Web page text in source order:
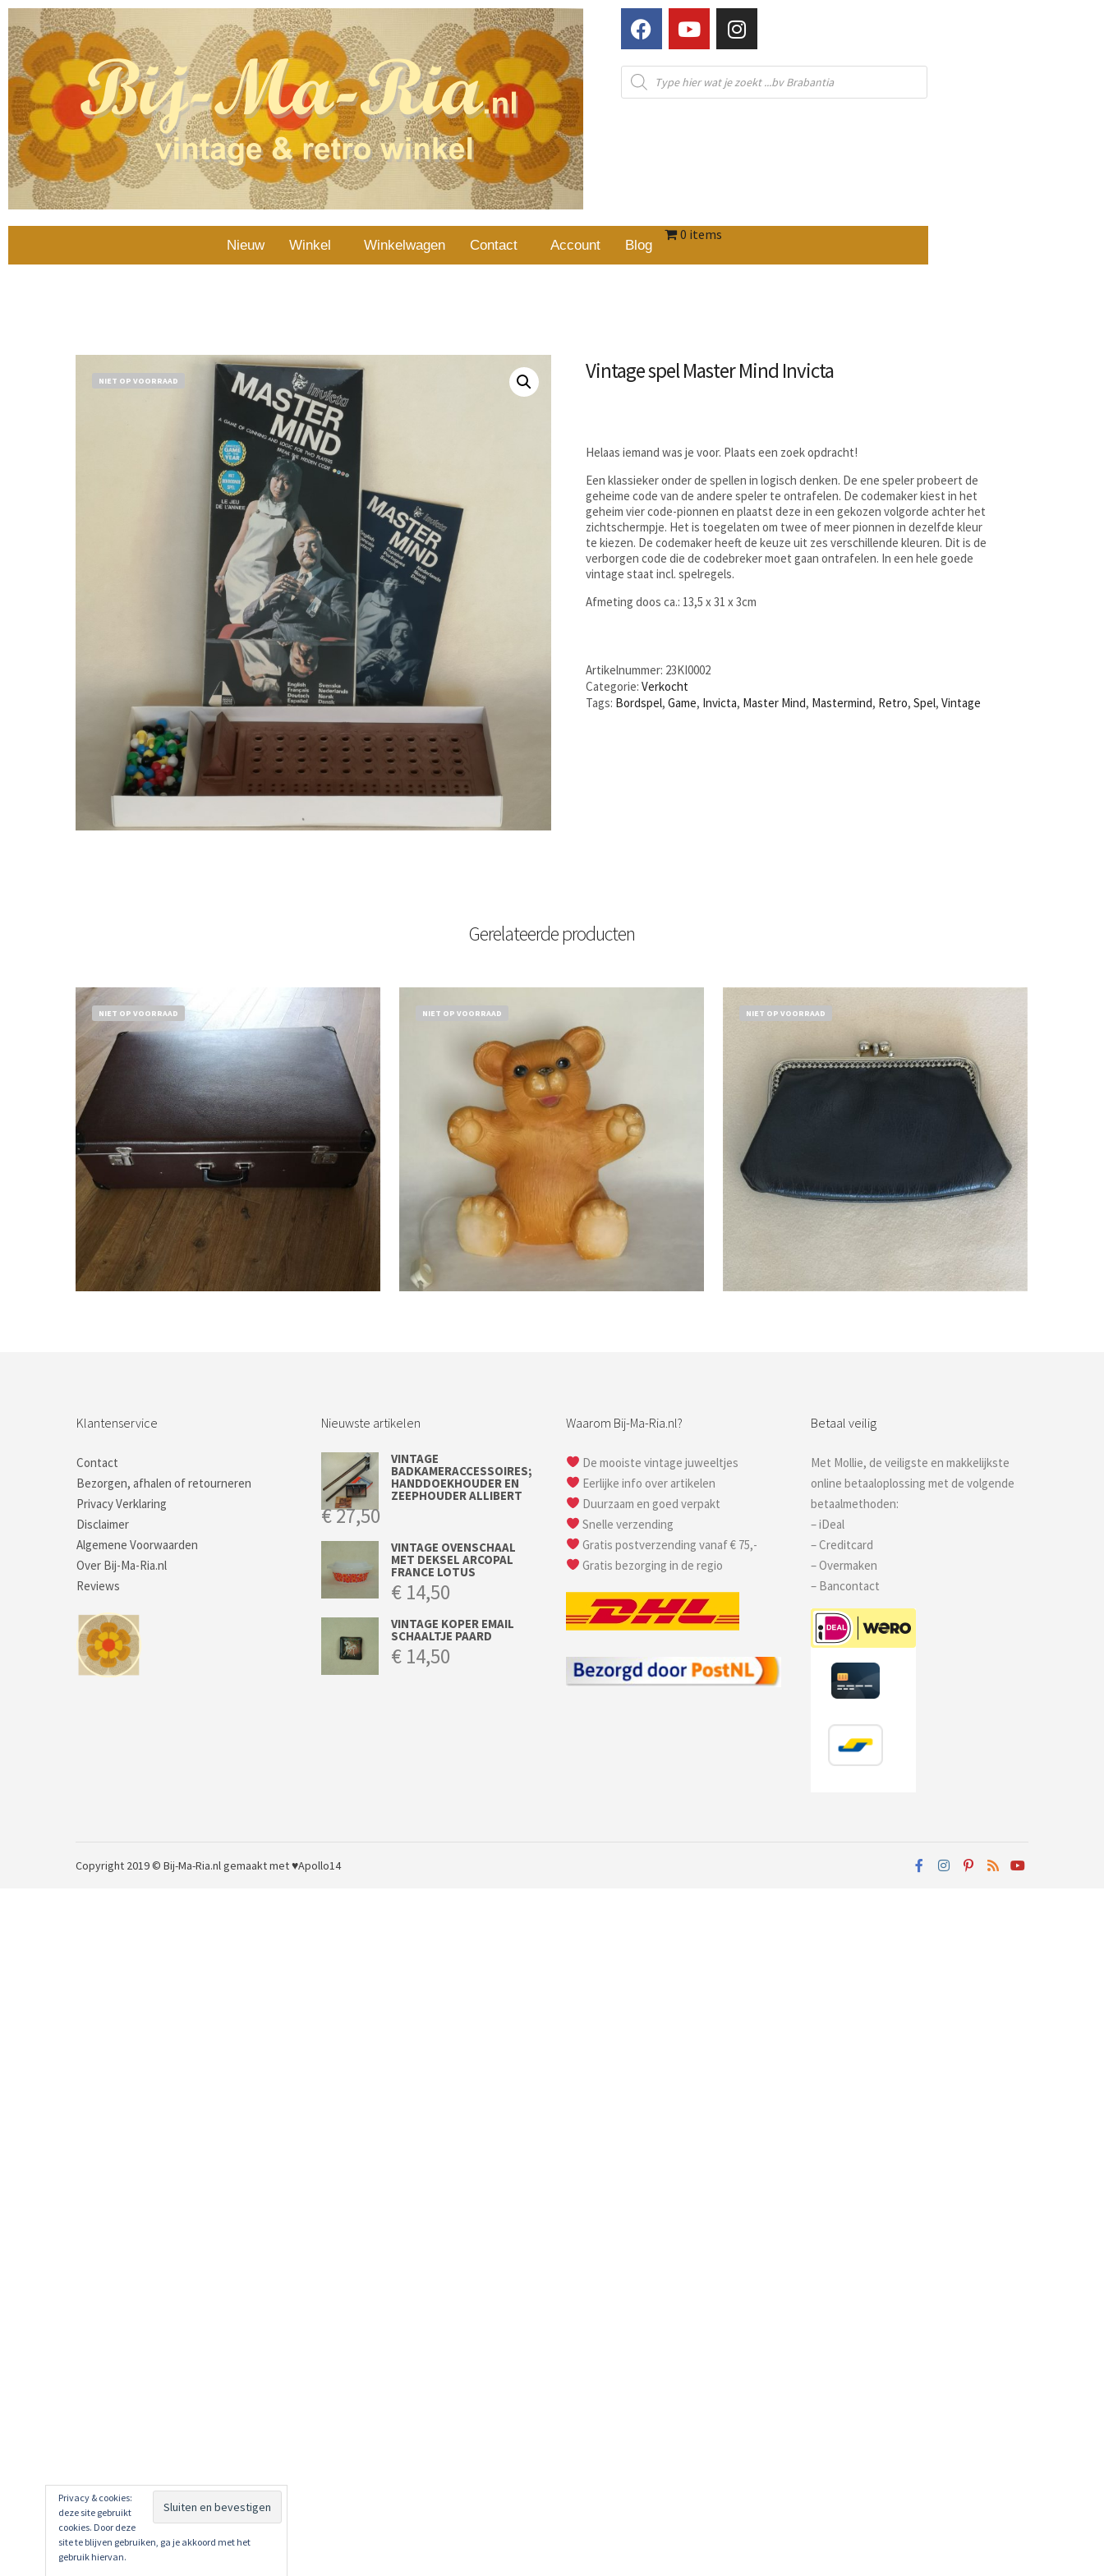
Nieuw Winkel Winkelwagen Contact Account Blog
0 items
NIET OP VOORRAAD Vintage spel Master Mind Invicta
Helaas iemand was je voor. Plaats een zoek opdracht!
Een klassieker onder de spellen in logisch denken. De ene speler probeert de
geheime code van de andere speler te ontrafelen. De codemaker kiest in het
geheim vier code-pionnen en plaatst deze in een gekozen volgorde achter het
zichtschermpje. Het is toegelaten om twee of meer pionnen in dezelfde kleur
te kiezen. De codemaker heeft de keuze uit zes verschillende kleuren. Dit is de
verborgen code die de codebreker moet gaan ontrafelen. In een hele goede
vintage staat incl. spelregels.
Afmeting doos ca.: 13,5 x 31 x 3cm
Artikelnummer: 23KI0002
Categorie:Verkocht
Tags: Bordspel,Game, Invicta, Master Mind, Mastermind, Retro,Spel,Vintage
Gerelateerde producten
NIET OP VOORRAAD
€32,50
NIET OP VOORRAAD NIET OP VOORRAAD
Klantenservice
Contact
Bezorgen, afhalen of retourneren
Privacy Verklaring
Disclaimer
Algemene Voorwaarden
Over Bij-Ma-Ria.nl
Reviews
Nieuwste artikelen
VINTAGE
BADKAMERACCESSOIRES;
HANDDOEKHOUDER EN
ZEEPHOUDER ALLIBERT
€27,50
VINTAGE OVENSCHAAL
MET DEKSEL ARCOPAL
FRANCE LOTUS
€ 14,50
VINTAGE KOPER EMAIL
SCHAALTJE PAARD
€ 14,50
Waarom Bij-Ma-Ria.nl?
De mooiste vintage juweeltjes
Eerlijke info over artikelen
Duurzaam en goed verpakt
Snelle verzending
Gratis postverzending vanaf € 75,-
Gratis bezorging in de regio
Betaal veilig
Met Mollie, de veiligste en makkelijkste
online betaaloplossing met de volgende
betaalmethoden:
– iDeal
– Creditcard
– Overmaken
– Bancontact
Privacy & cookies:
deze site gebruikt
cookies. Door deze
site te blijven gebruiken, ga je akkoord met het
gebruik hiervan.
Copyright 2019 © Bij-Ma-Ria.nlgemaakt met ♥Apollo14